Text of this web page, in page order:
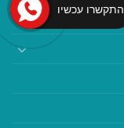
התקשרו עכשיו